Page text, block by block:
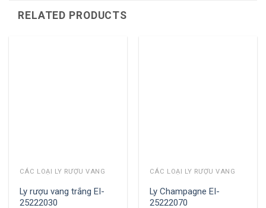
RELATED PRODUCTS
CÁC LOẠI LY RƯỢU VANG
Ly rượu vang trắng EI-
25222030
CÁC LOẠI LY RƯỢU VANG
Ly Champagne EI-
25222070